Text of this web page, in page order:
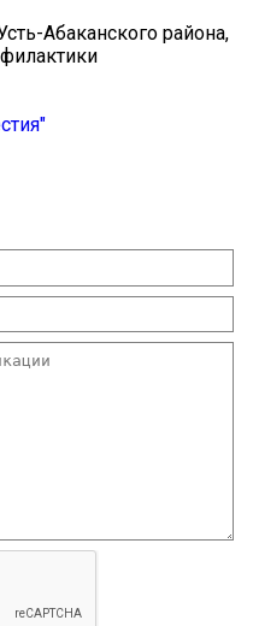
Абаканского района,